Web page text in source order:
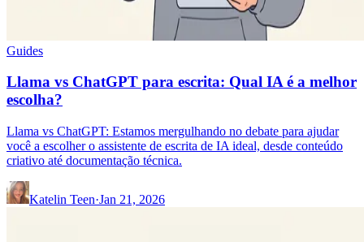
Guides
Llama vs ChatGPT para escrita: Qual IA é a melhor
escolha?
Llama vs ChatGPT: Estamos mergulhando no debate para ajudar
você a escolher o assistente de escrita de IA ideal, desde conteúdo
criativo até documentação técnica.
Katelin Teen·Jan 21, 2026